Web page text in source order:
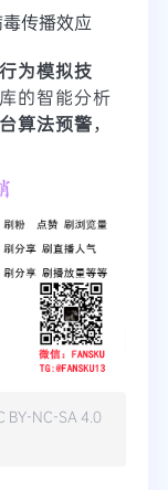
传播效应
行为模拟技
的智能分析
算法预警，
BY-NC-SA 4.0